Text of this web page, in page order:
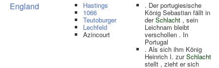
England Hastings
1066
Teutoburger
Lechfeld
Azincourt
. Der portugiesische
König Sebastian fällt in
derSchlacht , sein
Leichnam bleibt
verschollen . In
Portugal
. Als sich ihm König
Heinrich I. zurSchlacht
stellt , zieht er sich